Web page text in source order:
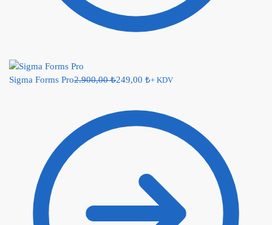
Sigma Forms Pro2.900,00₺249,00 ₺+ KDV